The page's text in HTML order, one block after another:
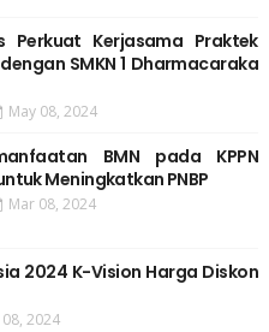
Perkuat Kerjasama Praktek
SMKN 1 Dharmacaraka
May 08, 2024
BMN pada KPPN
Meningkatkan PNBP
Mar 08, 2024
2024 K-Vision Harga Diskon
08, 2024